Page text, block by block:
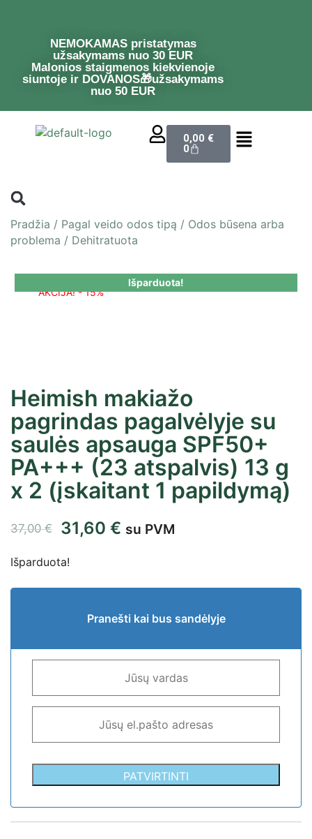
NEMOKAMAS pristatymas
užsakymams nuo 30 EUR
Malonios staigmenos kiekvienoje
siuntoje ir DOVANOS🎁užsakymams
nuo 50 EUR
0,00 €
0
Pradžia / Pagal veido odos tipą / Odos būsena arba
problema / Dehitratuota
AKCIJA! - 15%
Išparduota!
Heimish makiažo
pagrindas pagalvėlyje su
saulės apsauga SPF50+
PA+++ (23 atspalvis) 13 g
x 2 (įskaitant 1 papildymą)
37,00€ 31,60 € su PVM
Išparduota!
Pranešti kai bus sandėlyje
PATVIRTINTI